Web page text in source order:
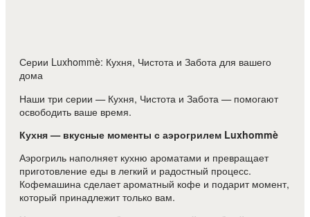
Серии Luxhommè: Кухня, Чистота и Забота для вашего
дома
Наши три серии — Кухня, Чистота и Забота — помогают
освободить ваше время.
Кухня — вкусные моменты с аэрогрилем Luxhommè
Аэрогриль наполняет кухню ароматами и превращает
приготовление еды в легкий и радостный процесс.
Кофемашина сделает ароматный кофе и подарит момент,
который принадлежит только вам.